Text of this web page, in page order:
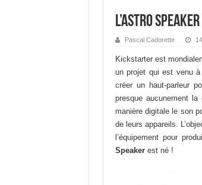
L’Astro
Pascal Cadorette
Kickstarter est
un projet qui est venu
créer un haut-parleur
presque aucunement
manière digitale le son
de leurs appareils.
l’équipement pour
Speakerest né !